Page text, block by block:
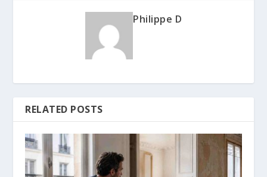
Philippe D
RELATED POSTS